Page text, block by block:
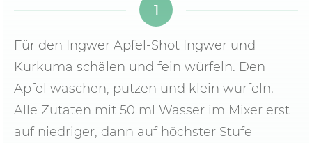
1
Für den Ingwer Apfel-Shot Ingwer und
Kurkuma schälen und fein würfeln. Den
Apfel waschen, putzen und klein würfeln.
Alle Zutaten mit 50 ml Wasser im Mixer erst
auf niedriger, dann auf höchster Stufe